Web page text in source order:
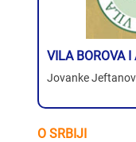
VILA BOROVA
Jovanke
O SRBIJI